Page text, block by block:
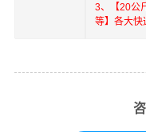
3、【20公
等】各大快